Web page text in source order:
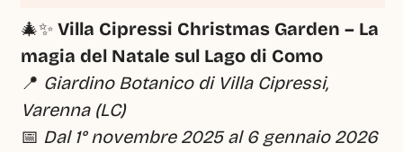
🎄✨ Villa Cipressi Christmas Garden – La
magia del Natale sul Lago di Como
📍 Giardino Botanico di Villa Cipressi,
Varenna (LC)
📅 Dal 1° novembre 2025 al 6 gennaio 2026